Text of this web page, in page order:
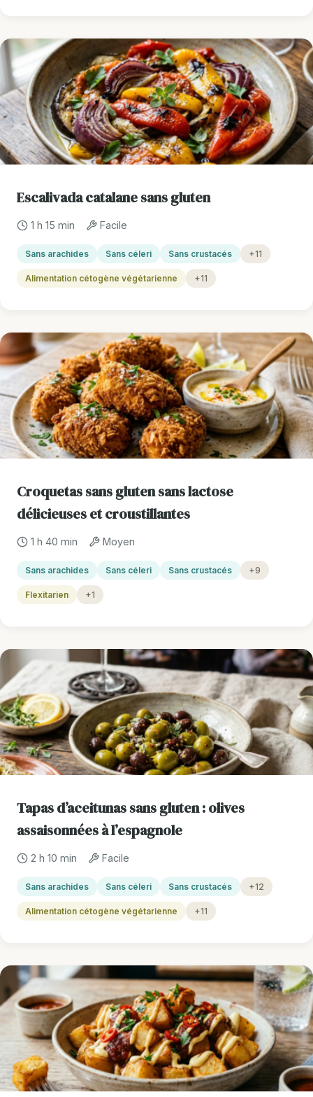
Escalivada catalane sans gluten
1 h 15 min Facile
Sans arachides Sans céleri Sans crustacés +11
Alimentation cétogène végétarienne +11
Croquetas sans gluten sans lactose
délicieuses et croustillantes
1 h 40 min Moyen
Sans arachides Sans céleri Sans crustacés +9
Flexitarien +1
Tapas d’aceitunas sans gluten : olives
assaisonnées à l’espagnole
2 h 10 min Facile
Sans arachides Sans céleri Sans crustacés +12
Alimentation cétogène végétarienne +11